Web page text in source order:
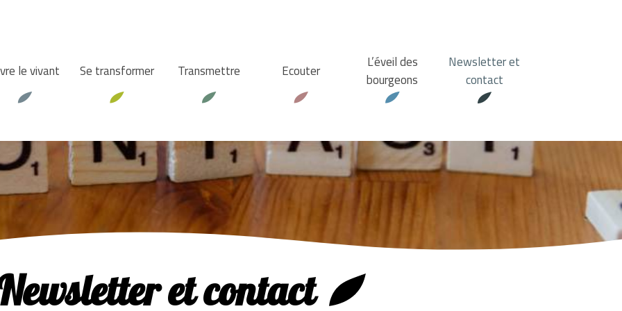
le vivant Se transformer Transmettre Ecouter
L’éveil des
bourgeons
Newsletter et
contact
et contact